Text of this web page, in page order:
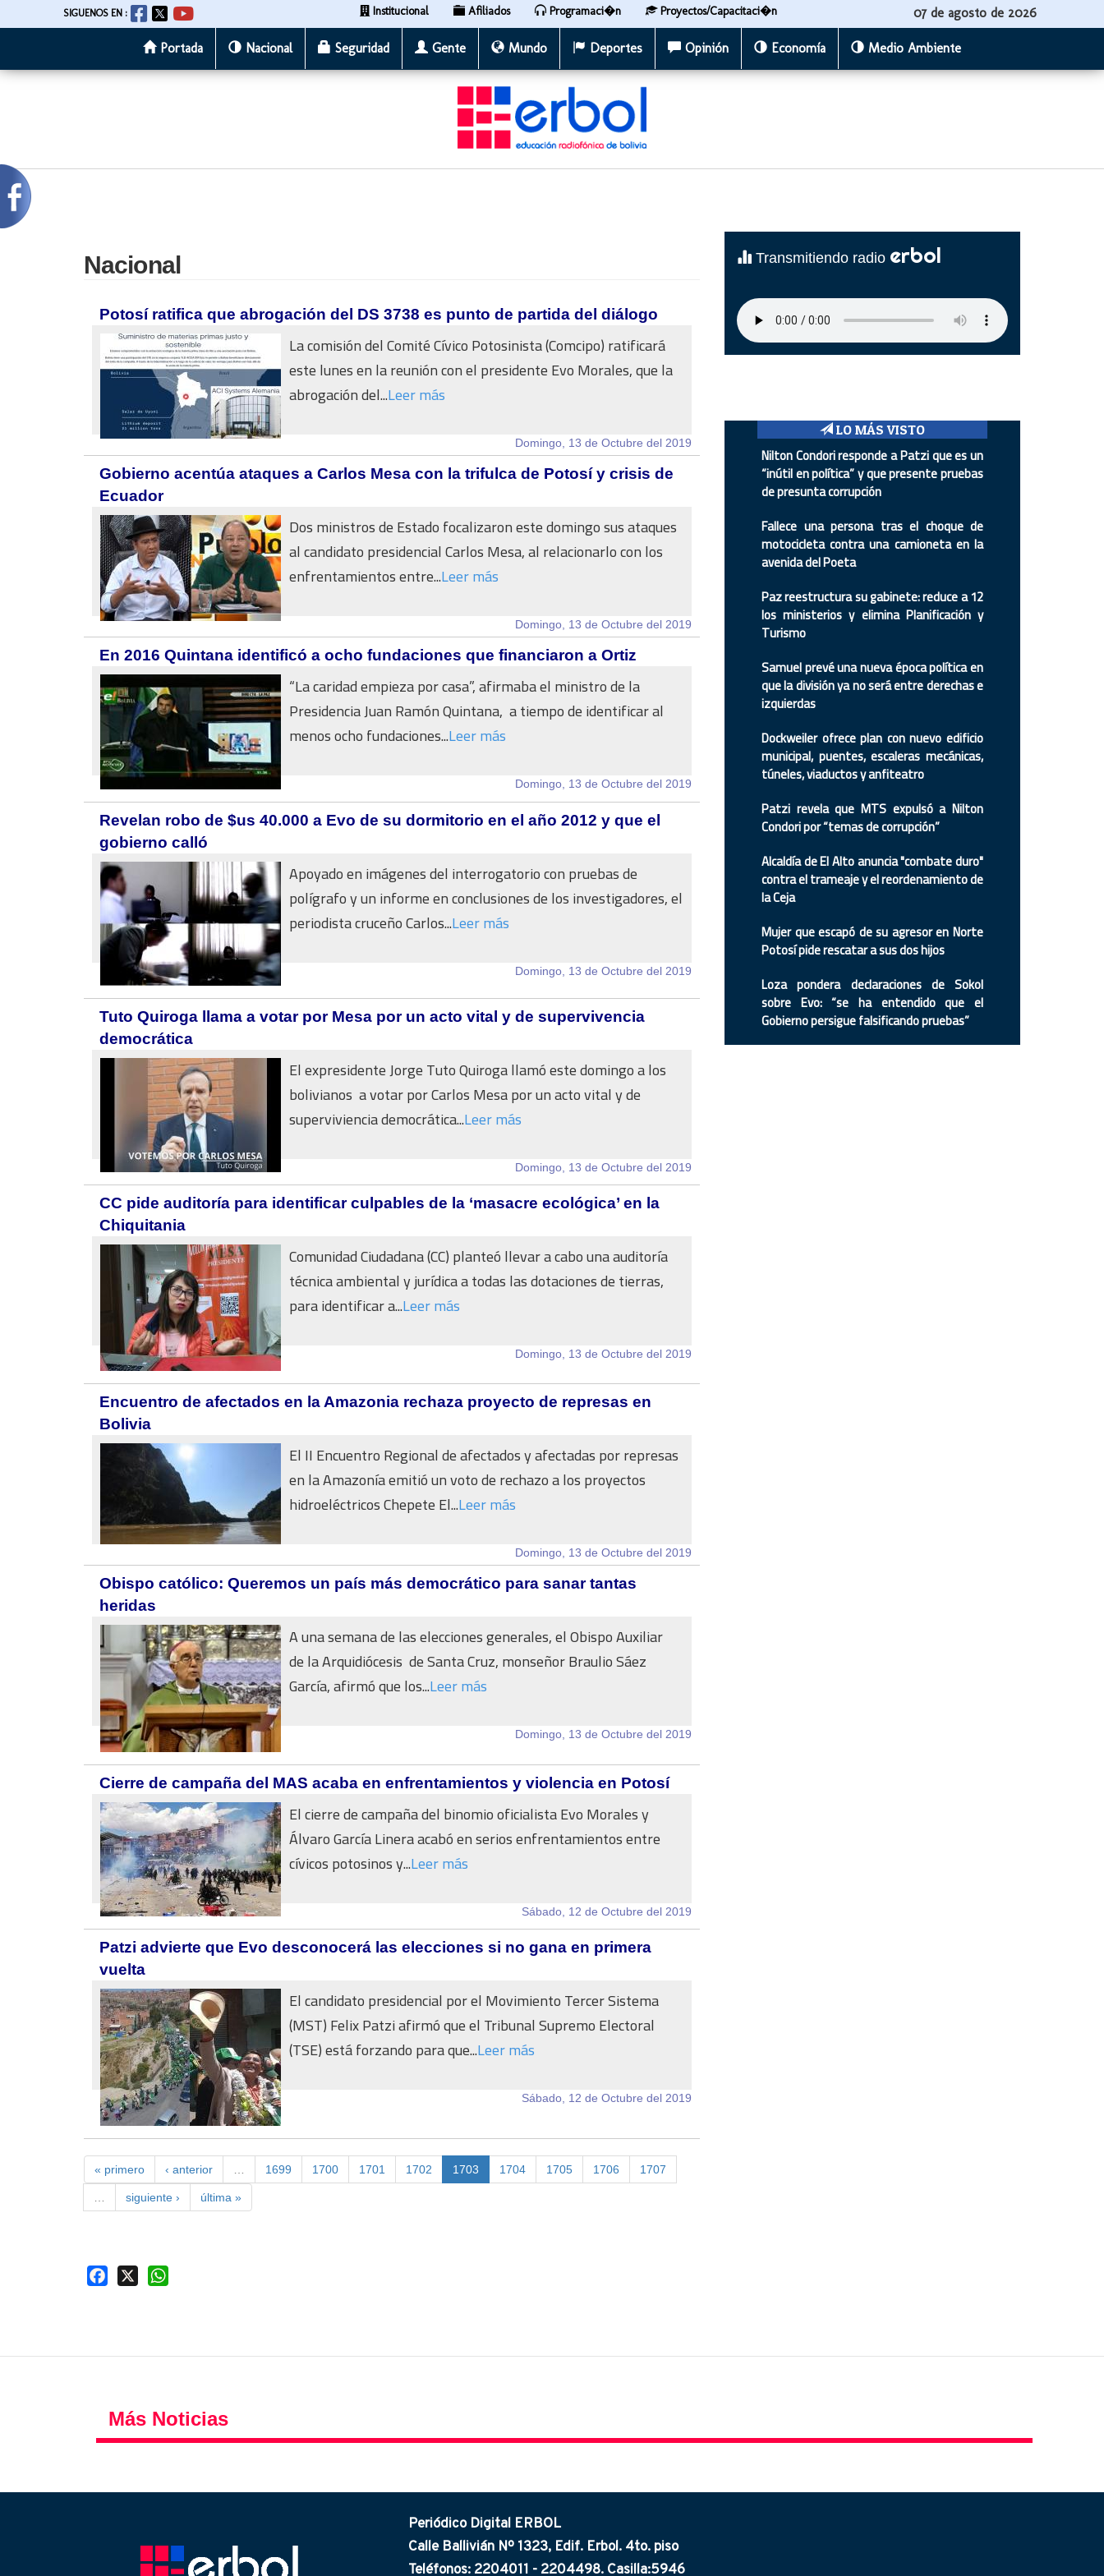
al
SIGUENOS EN : Institucional Afiliados Programaci�n Proyectos/Capacitaci�n 07 de agosto de 2026
Portada Nacional Seguridad Gente Mundo Deportes Opinión Economía Medio Ambiente
Nacional
Potosí ratifica que abrogación del DS 3738 es punto de partida del diálogo
La comisión del Comité Cívico Potosinista (Comcipo) ratificará
este lunes en la reunión con el presidente Evo Morales, que la
abrogación del...Leer más
Domingo, 13 de Octubre del 2019
Gobierno acentúa ataques a Carlos Mesa con la trifulca de Potosí y crisis de
Ecuador
Dos ministros de Estado focalizaron este domingo sus ataques
al candidato presidencial Carlos Mesa, al relacionarlo con los
enfrentamientos entre...Leer más
Domingo, 13 de Octubre del 2019
En 2016 Quintana identificó a ocho fundaciones que financiaron a Ortiz
“La caridad empieza por casa”, afirmaba el ministro de la
Presidencia Juan Ramón Quintana, a tiempo de identificar al
menos ocho fundaciones...Leer más
Domingo, 13 de Octubre del 2019
Revelan robo de $us 40.000 a Evo de su dormitorio en el año 2012 y que el
gobierno calló
Apoyado en imágenes del interrogatorio con pruebas de
polígrafo y un informe en conclusiones de los investigadores, el
periodista cruceño Carlos...Leer más
Domingo, 13 de Octubre del 2019
Tuto Quiroga llama a votar por Mesa por un acto vital y de supervivencia
democrática
El expresidente Jorge Tuto Quiroga llamó este domingo a los
bolivianos a votar por Carlos Mesa por un acto vital y de
superviviencia democrática...Leer más
Domingo, 13 de Octubre del 2019
CC pide auditoría para identificar culpables de la ‘masacre ecológica’ en la
Chiquitania
Comunidad Ciudadana (CC) planteó llevar a cabo una auditoría
técnica ambiental y jurídica a todas las dotaciones de tierras,
para identificar a...Leer más
Domingo, 13 de Octubre del 2019
Encuentro de afectados en la Amazonia rechaza proyecto de represas en
Bolivia
El II Encuentro Regional de afectados y afectadas por represas
en la Amazonía emitió un voto de rechazo a los proyectos
hidroeléctricos Chepete El...Leer más
Domingo, 13 de Octubre del 2019
Obispo católico: Queremos un país más democrático para sanar tantas
heridas
A una semana de las elecciones generales, el Obispo Auxiliar
de la Arquidiócesis de Santa Cruz, monseñor Braulio Sáez
García, afirmó que los...Leer más
Domingo, 13 de Octubre del 2019
Cierre de campaña del MAS acaba en enfrentamientos y violencia en Potosí
El cierre de campaña del binomio oficialista Evo Morales y
Álvaro García Linera acabó en serios enfrentamientos entre
cívicos potosinos y...Leer más
Sábado, 12 de Octubre del 2019
Patzi advierte que Evo desconocerá las elecciones si no gana en primera
vuelta
El candidato presidencial por el Movimiento Tercer Sistema
(MST) Felix Patzi afirmó que el Tribunal Supremo Electoral
(TSE) está forzando para que...Leer más
Sábado, 12 de Octubre del 2019
« primero ‹ anterior 1699 1700 1701 1702 1703 1704 1705 1706 1707
siguiente › última »
Facebook
Transmitiendo radio erbol
LO MÁS VISTO
Nilton Condori responde a Patzi que es un
“inútil en política” y que presente pruebas
de presunta corrupción
Fallece una persona tras el choque de
motocicleta contra una camioneta en la
avenida del Poeta
Paz reestructura su gabinete: reduce a 12
los ministerios y elimina Planificación y
Turismo
Samuel prevé una nueva época política en
que la división ya no será entre derechas e
izquierdas
Dockweiler ofrece plan con nuevo edificio
municipal, puentes, escaleras mecánicas,
túneles, viaductos y anfiteatro
Patzi revela que MTS expulsó a Nilton
Condori por “temas de corrupción”
Alcaldía de El Alto anuncia "combate duro"
contra el trameaje y el reordenamiento de
la Ceja
Mujer que escapó de su agresor en Norte
Potosí pide rescatar a sus dos hijos
Loza pondera declaraciones de Sokol
sobre Evo: “se ha entendido que el
Gobierno persigue falsificando pruebas”
Más Noticias
Periódico Digital ERBOL
Calle Ballivián Nº 1323, Edif. Erbol. 4to. piso
Teléfonos: 2204011 - 2204498. Casilla:5946